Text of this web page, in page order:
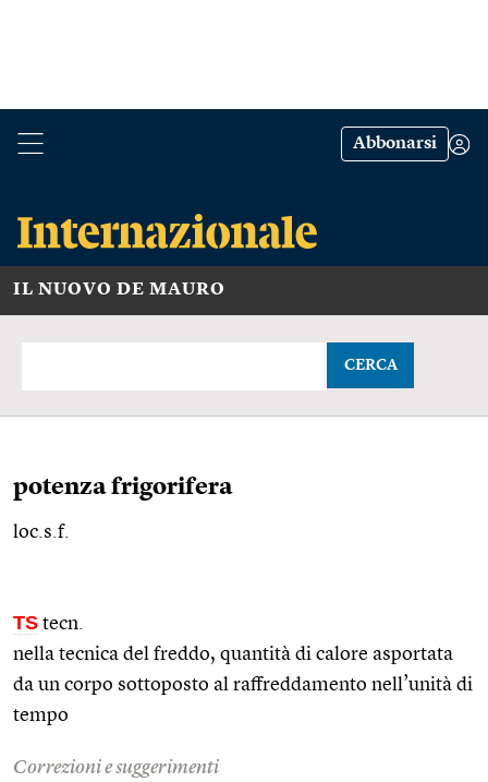
Abbonarsi
IL NUOVO DE MAURO
CERCA
potenza frigorifera
loc.s.f.
TS tecn.
nella tecnica del freddo, quantità di calore asportata
da un corpo sottoposto al raffreddamento nell’unità di
tempo
Correzioni e suggerimenti